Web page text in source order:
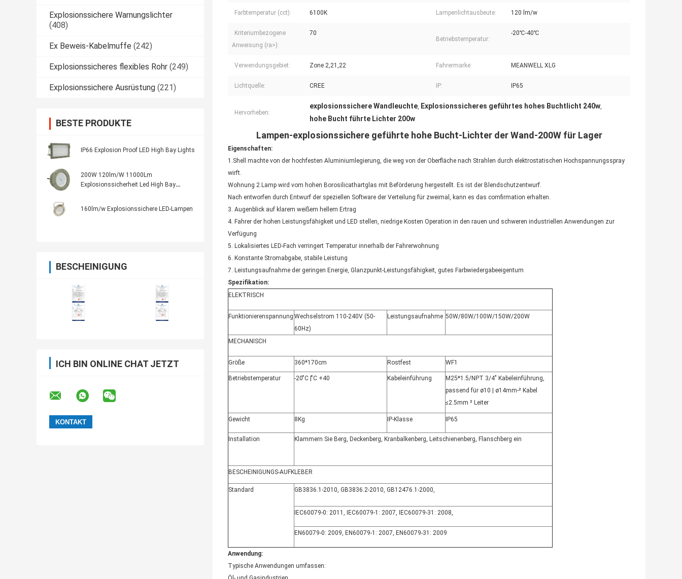
Explosionssichere Warnungslichter
(408)
Ex Beweis-Kabelmuffe (242)
Explosionssicheres flexibles Rohr (249)
Explosionssichere Ausrüstung (221)
BESTE PRODUKTE
IP66 Explosion Proof LED High Bay Lights
200W 120lm/W 11000Lm
Explosionssicherheit Led High Bay
160lm/w Explosionssichere LED-Lampen
BESCHEINIGUNG
ICH BIN ONLINE CHAT JETZT
Farbtemperatur (cct): 6100K Lampenlichtausbeute: 120 lm/w
Kriteriumbezogene
Anweisung (ra>):
70
Betriebstemperatur:
-20℃-40℃
Verwendungsgebiet: Zone 2,21,22 Fahrermarke: MEANWELL XLG
Lichtquelle: CREE IP: IP65
Hervorheben:
explosionssichere Wandleuchte, Explosionssicheres geführtes hohes Buchtlicht 240w,
hohe Bucht führte Lichter 200w
Lampen-explosionssichere geführte hohe Bucht-Lichter der Wand-200W für Lager
Eigenschaften:
1.Shell machte von der hochfesten Aluminiumlegierung, die weg von der Oberfläche nach Strahlen durch elektrostatischen Hochspannungsspray
wirft.
Wohnung 2.Lamp wird vom hohen Borosilicathartglas mit Beförderung hergestellt. Es ist der Blendschutzentwurf.
Nach entworfen durch Entwurf der speziellen Software der Verteilung für zweimal, kann es das comfirmation erhalten.
3. Augenblick auf klarem weißem hellem Ertrag
4. Fahrer der hohen Leistungsfähigkeit und LED stellen, niedrige Kosten Operation in den rauen und schweren industriellen Anwendungen zur
Verfügung
5. Lokalisiertes LED-Fach verringert Temperatur innerhalb der Fahrerwohnung
6. Konstante Stromabgabe, stabile Leistung
7. Leistungsaufnahme der geringen Energie, Glanzpunkt-Leistungsfähigkeit, gutes Farbwiedergabeeigentum
Spezifikation:
ELEKTRISCH
Funktionierenspannung Wechselstrom 110-240V (50-
60Hz)
Leistungsaufnahme 50W/80W/100W/150W/200W
MECHANISCH
Größe 360*170cm Rostfest WF1
Betriebstemperatur -20 ̊C | ̊C +40 Kabeleinführung
M25*1.5/NPT 3/4" Kabeleinführung,
passend für ø10 | ø14mm-² Kabel
≤2.5mm ² Leiter
Gewicht 8Kg IP-Klasse IP65
Installation Klammern Sie Berg, Deckenberg, Kranbalkenberg, Leitschienenberg, Flanschberg ein
BESCHEINIGUNGS-AUFKLEBER
Standard GB3836.1-2010, GB3836.2-2010, GB12476.1-2000,
IEC60079-0: 2011 , IEC60079-1 : 2007, IEC60079-31 : 2008,
EN60079-0: 2009, EN60079-1: 2007, EN60079-31: 2009
Anwendung:
Typische Anwendungen umfassen: